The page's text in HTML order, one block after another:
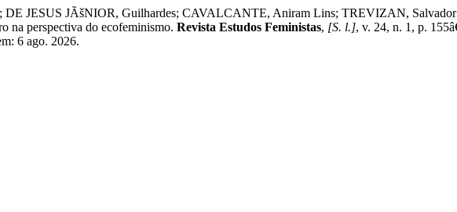
JESUS JÃšNIOR, Guilhardes; CAVALCANTE, Aniram Lins; TREVIZAN, Salvador
na perspectiva do ecofeminismo. Revista Estudos Feministas, [S. l.], v. 24, n. 1, p.
6 ago. 2026.